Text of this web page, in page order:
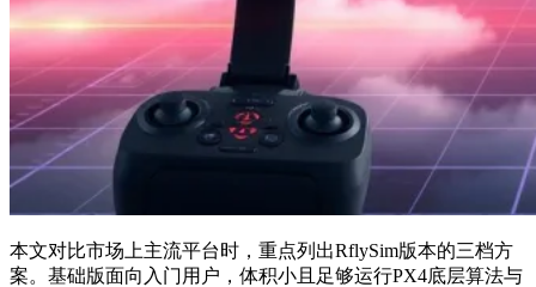
本文对比市场上主流平台时，重点列出RflySim版本的三档方
案。基础版面向入门用户，体积小且足够运行PX4底层算法与